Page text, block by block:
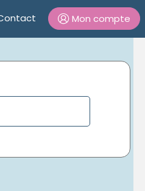
Mon compte